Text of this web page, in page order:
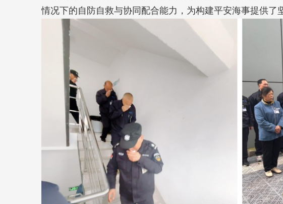
情况下的自防自救与协同配合能力，为构建平安海事提供了